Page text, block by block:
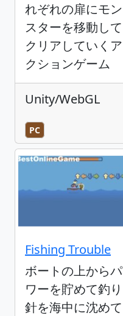
れぞれの扉にモン
スターを移動して
クリアしていくア
クションゲーム
Unity/WebGL
PC
Fishing Trouble
ボートの上からパ
ワーを貯めて釣り
針を海中に沈めて